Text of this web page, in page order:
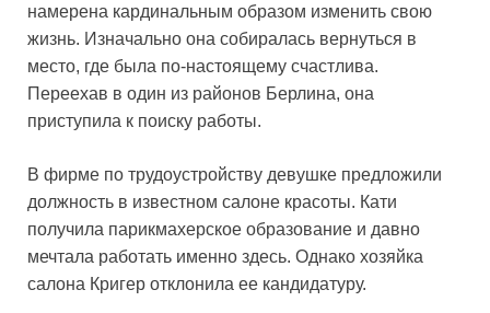
намерена кардинальным образом изменить свою
жизнь. Изначально она собиралась вернуться в
место, где была по-настоящему счастлива.
Переехав в один из районов Берлина, она
приступила к поиску работы.
В фирме по трудоустройству девушке предложили
должность в известном салоне красоты. Кати
получила парикмахерское образование и давно
мечтала работать именно здесь. Однако хозяйка
салона Кригер отклонила ее кандидатуру.